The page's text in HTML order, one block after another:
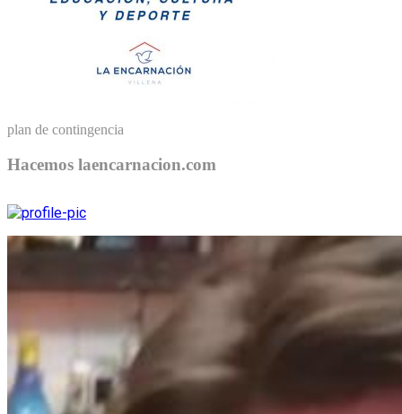
plan de contingencia
Hacemos laencarnacion.com